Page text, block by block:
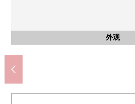
外观
客厅
客厅
客厅
客厅
客厅
厨房
厨房
厨房
室内
室内
门口
门口
洗脸
洗脸
洗脸
公共汽车
厕所
1楼
门口
其他
内部对讲机、信
院子
来自停车位旁边的
外观
外观
外观
西北一侧
含有前面道路的
前面道路(东南一
含有前面道路的
前面道路(东南一
含有前面道路的
前面道路(西北一
三芳小学(约
三芳中学(约
across Plaza三芳(约
Yaoko三芳藤久保商店(
MAMMY MART三芳店
7-Eleven三芳藤久保西
杉药房藤久保商店(
富士见鹤濑西邮局(
富士内科诊所(约